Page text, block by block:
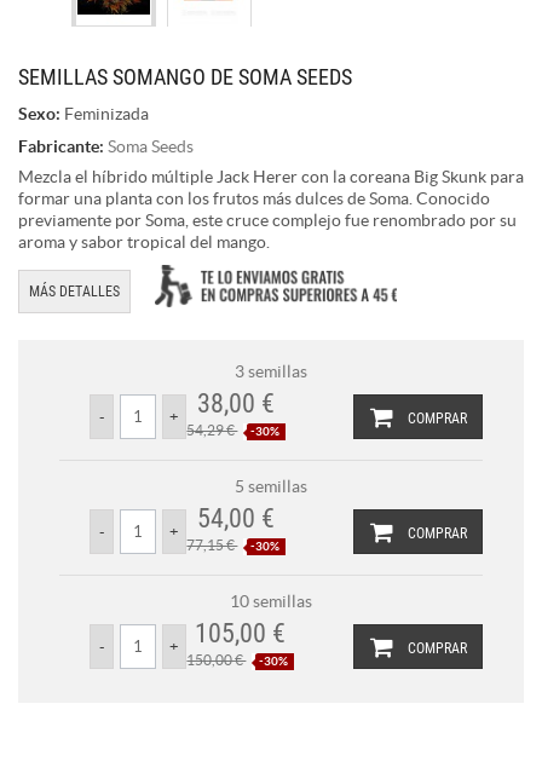
SEMILLAS SOMANGO DE SOMA SEEDS
Sexo: Feminizada
Fabricante: Soma Seeds
Mezcla el híbrido múltiple Jack Herer con la coreana Big Skunk para
formar una planta con los frutos más dulces de Soma. Conocido
previamente por Soma, este cruce complejo fue renombrado por su
aroma y sabor tropical del mango.
MÁS DETALLES
3 semillas
COMPRAR
38,00 €
54,29 € -30%
5 semillas
COMPRAR
54,00 €
77,15 € -30%
10 semillas
COMPRAR
105,00 €
150,00 € -30%